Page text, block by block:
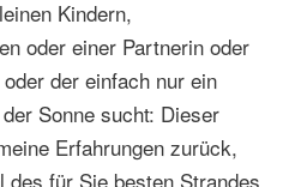
Kindern,
oder einer Partnerin oder
der einfach nur ein
Sonne sucht: Dieser
Erfahrungen zurück,
des für Sie besten Strandes